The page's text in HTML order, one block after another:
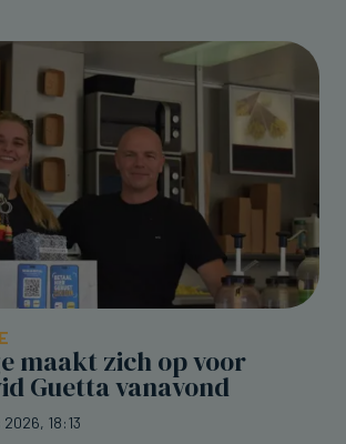
maakt zich op voor
Guetta vanavond
18:13